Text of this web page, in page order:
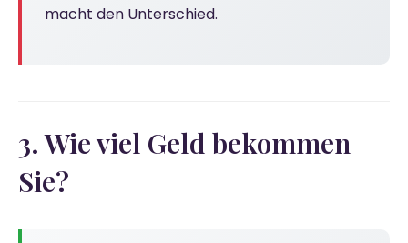
macht den Unterschied.
3. Wie viel Geld bekommen
Sie?